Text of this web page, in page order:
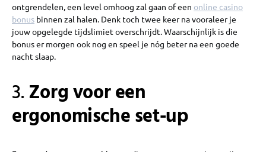
ontgrendelen, een level omhoog zal gaan of een online casino
bonus binnen zal halen. Denk toch twee keer na vooraleer je
jouw opgelegde tijdslimiet overschrijdt. Waarschijnlijk is die
bonus er morgen ook nog en speel je nóg beter na een goede
nacht slaap.
3.Zorg voor een
ergonomische set-up